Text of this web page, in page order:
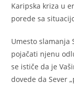
Karipska kriza u
porede sa
Umesto slamanja
pojačati njenu
se ističe da je
dovede da Sever